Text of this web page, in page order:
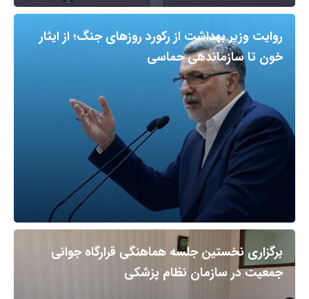
روایت وزیر بهداشت از رکورد روزهای جنگ؛ از ایثار
خون تا سازماندهی حماسی
برگزاری نخستین جلسه هماهنگی قرارگاه جوانی
جمعیت در سازمان نظام پزشکی